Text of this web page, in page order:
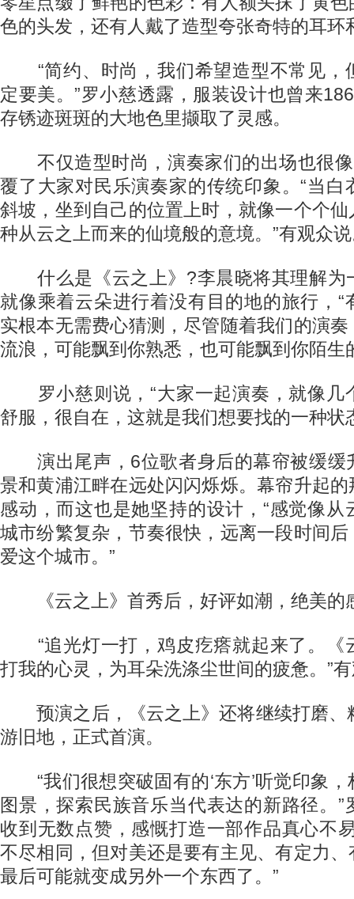
色的头发，还有人戴了造型夸张奇特的耳
“简约、时尚，我们希望造型不常见，
定要美。”罗小慈透露，服装设计也曾来
存锈迹斑斑的大地色里撷取了灵感。
不仅造型时尚，演奏家们的出场也很像
覆了大家对民乐演奏家的传统印象。“当白
斜坡，坐到自己的位置上时，就像一个个
种从云之上而来的仙境般的意境。”有观众
什么是《云之上》?李晨晓将其理解为
就像乘着云朵进行着没有目的地的旅行，“
实根本无需费心猜测，尽管随着我们的演
流浪，可能飘到你熟悉，也可能飘到你陌生
罗小慈则说，“大家一起演奏，就像几
舒服，很自在，这就是我们想要找的一种状
演出尾声，6位歌者身后的幕帘被缓缓
景和黄浦江畔在远处闪闪烁烁。幕帘升起
感动，而这也是她坚持的设计，“感觉像从
城市纷繁复杂，节奏很快，远离一段时间
爱这个城市。”
《云之上》首秀后，好评如潮，绝美的
“追光灯一打，鸡皮疙瘩就起来了。《
打我的心灵，为耳朵洗涤尘世间的疲惫。”
预演之后，《云之上》还将继续打磨、
游旧地，正式首演。
“我们很想突破固有的‘东方’听觉印象，
图景，探索民族音乐当代表达的新路径。
收到无数点赞，感慨打造一部作品真心不
不尽相同，但对美还是要有主见、有定力
最后可能就变成另外一个东西了。”